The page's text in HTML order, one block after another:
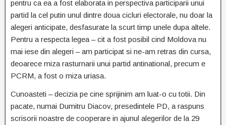
pentru ca ea a fost elaborata in perspectiva participarii unui
partid la cel putin unul dintre doua cicluri electorale, nu doar la
alegeri anticipate, desfasurate la scurt timp unele dupa altele.
Pentru a respecta legea – cit a fost posibil cind Moldova nu
mai iese din alegeri – am participat si ne-am retras din cursa,
deoarece miza rasturnarii unui partid antinational, precum e
PCRM, a fost o miza uriasa.
Cunoasteti – decizia pe cine sprijinim am luat-o cu totii. Din
pacate, numai Dumitru Diacov, presedintele PD, a raspuns
scrisorii noastre de cooperare in ajunul alegerilor de la 29